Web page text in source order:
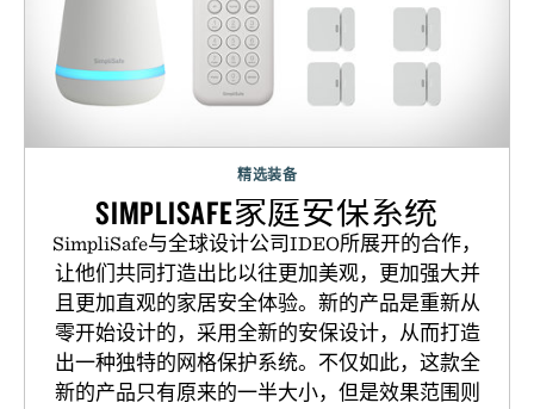
精选装备
SIMPLISAFE家庭安保系统
SimpliSafe与全球设计公司IDEO所展开的合作，
让他们共同打造出比以往更加美观，更加强大并
且更加直观的家居安全体验。新的产品是重新从
零开始设计的，采用全新的安保设计，从而打造
出一种独特的网格保护系统。不仅如此，这款全
新的产品只有原来的一半大小，但是效果范围则